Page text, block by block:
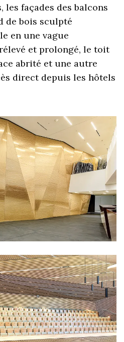
façades des balcons
de bois sculpté
en une vague
et prolongé, le toit
abrité et une autre
direct depuis les hôtels